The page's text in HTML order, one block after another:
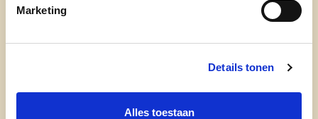
Marketing
Details tonen
Alles toestaan
evp-basisprogramma